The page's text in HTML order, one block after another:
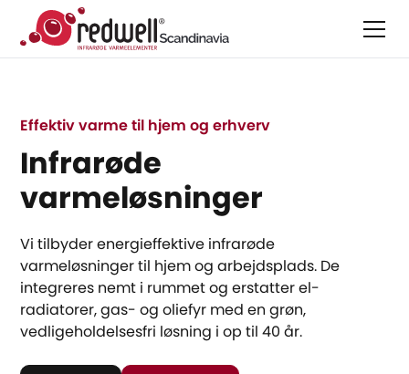
Effektiv varme til hjem og erhverv
Infrarøde
varmeløsninger
Vi tilbyder energieffektive infrarøde
varmeløsninger til hjem og arbejdsplads. De
integreres nemt i rummet og erstatter el-
radiatorer, gas- og oliefyr med en grøn,
vedligeholdelsesfri løsning i op til 40 år.